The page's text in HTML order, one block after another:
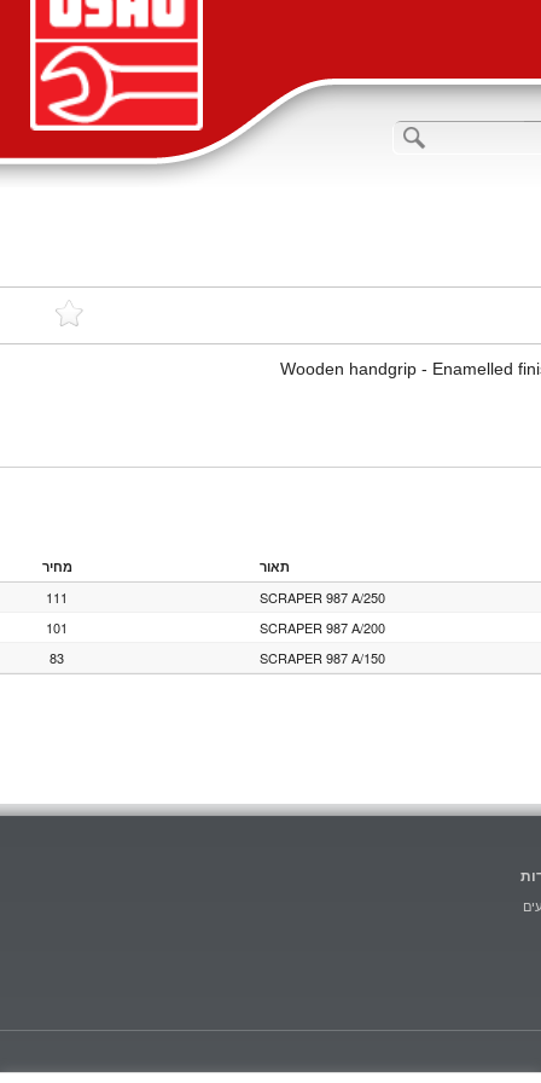
Wooden handgrip - Enamelled
תאור מחיר
SCRAPER 987 A/250
111
SCRAPER 987 A/200
101
SCRAPER 987 A/150
83